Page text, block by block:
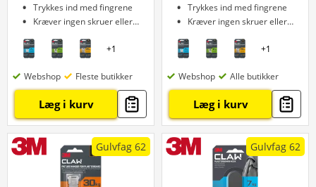
Trykkes ind med fingrene
Kræver ingen skruer eller bor
+1
Webshop Fleste butikker
Læg i kurv
Trykkes ind med fingrene
Kræver ingen skruer eller bor
+1
Webshop Alle butikker
Læg i kurv
Gulvfag 62 Gulvfag 62